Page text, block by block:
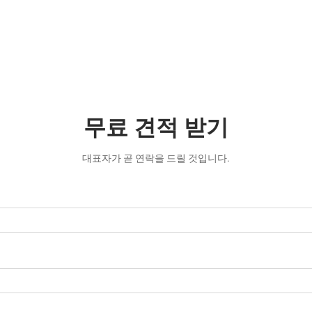
무료 견적 받기
대표자가 곧 연락을 드릴 것입니다.